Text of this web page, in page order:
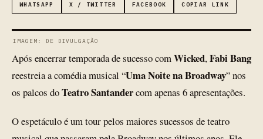
WHATSAPP X / TWITTER FACEBOOK COPIAR LINK
IMAGEM: DE DIVULGAÇÃO
Após encerrar temporada de sucesso comWicked,Fabi Bang
reestreia a comédia musical “Uma Noite na Broadway” nos
os palcos doTeatro Santandercom apenas 6 apresentações.
O espetáculo é um tour pelos maiores sucessos de teatro